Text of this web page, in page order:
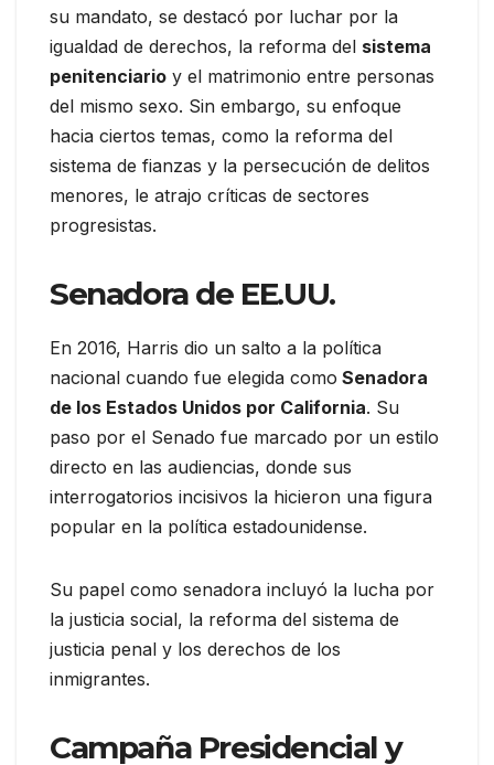
su mandato, se destacó por luchar por la
igualdad de derechos, la reforma del sistema
penitenciario y el matrimonio entre personas
del mismo sexo. Sin embargo, su enfoque
hacia ciertos temas, como la reforma del
sistema de fianzas y la persecución de delitos
menores, le atrajo críticas de sectores
progresistas.
Senadora de EE.UU.
En 2016, Harris dio un salto a la política
nacional cuando fue elegida como Senadora
de los Estados Unidos por California. Su
paso por el Senado fue marcado por un estilo
directo en las audiencias, donde sus
interrogatorios incisivos la hicieron una figura
popular en la política estadounidense.
Su papel como senadora incluyó la lucha por
la justicia social, la reforma del sistema de
justicia penal y los derechos de los
inmigrantes.
Campaña Presidencial y